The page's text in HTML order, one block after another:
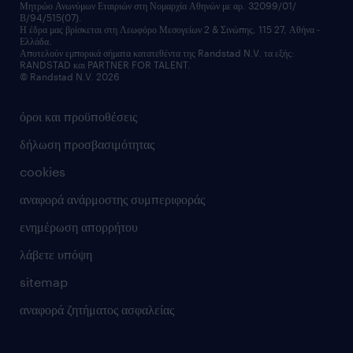
υπηρεσίες redeployment
workforce insights
επικοινώνησε μαζί μας
επικοινώνησε μαζί μας
όροι και προϋποθέσεις
δήλωση προσβασιμότητας
cookies
αναφορά ανάρμοστης συμπεριφοράς
ενημέρωση απορρήτου
λάβετε υπόψη
sitemap
αναφορά ζητήματος ασφαλείας
Μητρώο Ανωνύμων Εταιριών στη Νομαρχία Αθηνών με αρ. 32099/01/
Β/94/515(07).
Η έδρα μας βρίσκεται στη Λεωφόρο Μεσογείων 2 & Σινώπης, 115 27, Αθήνα -
Ελλάδα.
Αποτελούν εμπορικά σήματα κατατεθέντα της Randstad N.V. τα εξής:
RANDSTAD και PARTNER FOR TALENT.
© Randstad N.V. 2026